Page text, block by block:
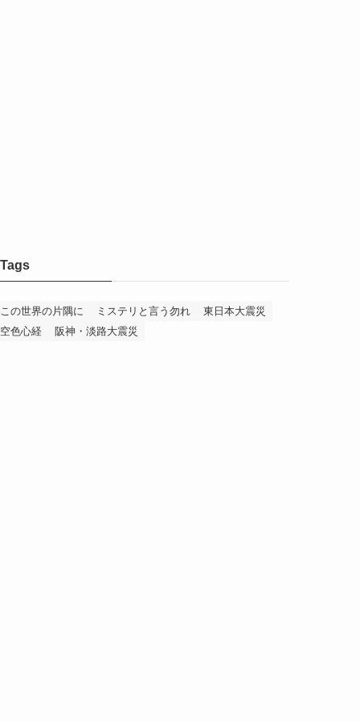
Tags
この世界の片隅に ミステリと言う勿れ
東日本大震災
空色心経
阪神・淡路大震災